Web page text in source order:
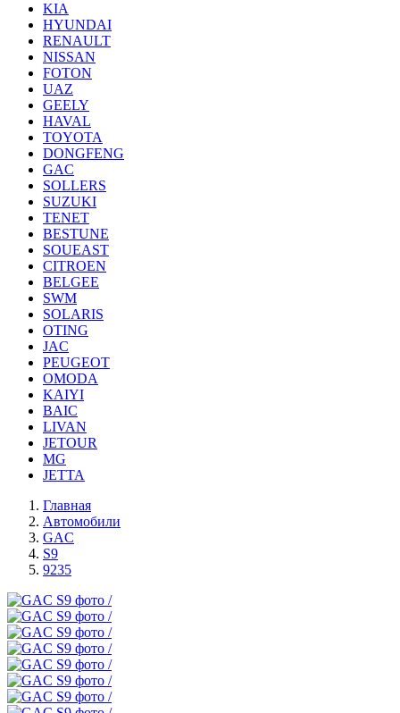
KIA
HYUNDAI
RENAULT
NISSAN
FOTON
UAZ
GEELY
HAVAL
TOYOTA
DONGFENG
GAC
SOLLERS
SUZUKI
TENET
BESTUNE
SOUEAST
CITROEN
BELGEE
SWM
SOLARIS
OTING
JAC
PEUGEOT
OMODA
KAIYI
BAIC
LIVAN
JETOUR
MG
JETTA
Главная
Автомобили
GAC
S9
9235